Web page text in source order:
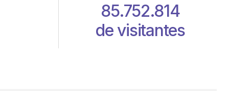
85.752.814
de visitantes